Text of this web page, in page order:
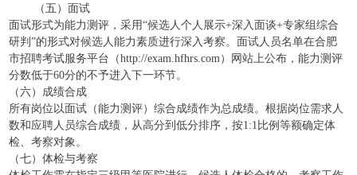
（五）面试
面试形式为能力测评，采用“候选人个人展示+深入面谈+专家组综合
研判”的形式对候选人能力素质进行深入考察。面试人员名单在合肥
市招聘考试服务平台（http://exam.hfhrs.com）网站上公布，能力测评
分数低于60分的不予进入下一环节。
（六）成绩合成
所有岗位以面试（能力测评）综合成绩作为总成绩。根据岗位需求人
数和应聘人员综合成绩，从高分到低分排序，按1:1比例等额确定体
检、考察对象。
（七）体检与考察